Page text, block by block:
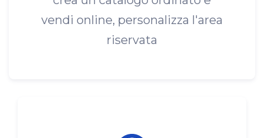
vendi online, personalizza l'area
riservata